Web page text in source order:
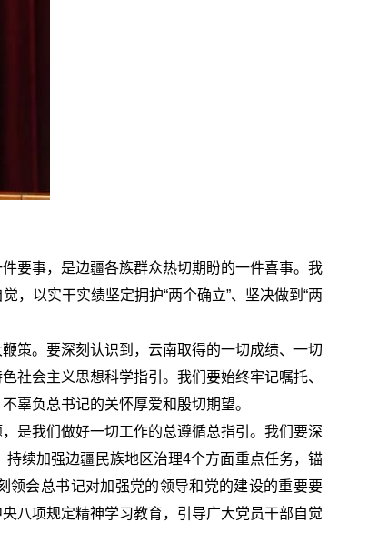
要事，是边疆各族群众热切期盼的一件喜事。我
以实干实绩坚定拥护“两个确立”、坚决做到“两
策。要深刻认识到，云南取得的一切成绩、一切
社会主义思想科学指引。我们要始终牢记嘱托、
辜负总书记的关怀厚爱和殷切期望。
是我们做好一切工作的总遵循总指引。我们要深
续加强边疆民族地区治理4个方面重点任务，锚
领会总书记对加强党的领导和党的建设的重要要
八项规定精神学习教育，引导广大党员干部自觉